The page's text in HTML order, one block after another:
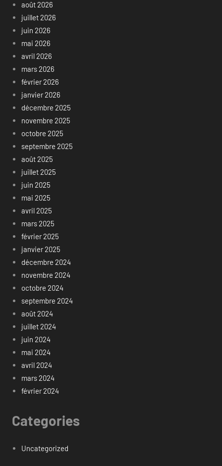
août 2026
juillet 2026
juin 2026
mai 2026
avril 2026
mars 2026
février 2026
janvier 2026
décembre 2025
novembre 2025
octobre 2025
septembre 2025
août 2025
juillet 2025
juin 2025
mai 2025
avril 2025
mars 2025
février 2025
janvier 2025
décembre 2024
novembre 2024
octobre 2024
septembre 2024
août 2024
juillet 2024
juin 2024
mai 2024
avril 2024
mars 2024
février 2024
Categories
Uncategorized